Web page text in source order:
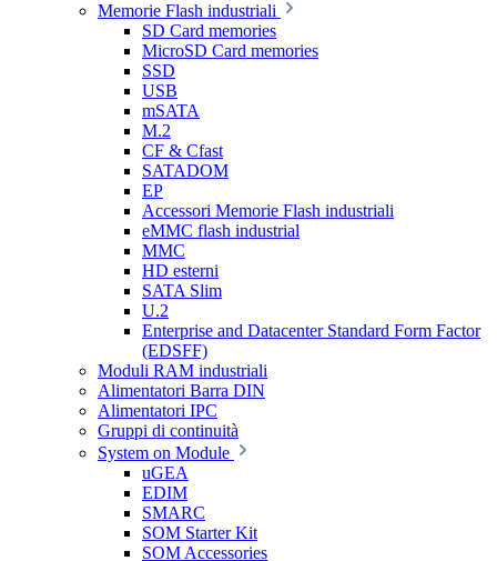
Memorie Flash industriali
SD Card memories
MicroSD Card memories
SSD
USB
mSATA
M.2
CF & Cfast
SATADOM
EP
Accessori Memorie Flash industriali
eMMC flash industrial
MMC
HD esterni
SATA Slim
U.2
Enterprise and Datacenter Standard Form Factor
(EDSFF)
Moduli RAM industriali
Alimentatori Barra DIN
Alimentatori IPC
Gruppi di continuità
System on Module
uGEA
EDIM
SMARC
SOM Starter Kit
SOM Accessories